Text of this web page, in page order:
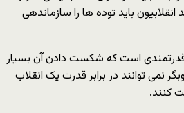
باید توده ها را سازماندهی
قدرتمندی است که شکست دادن آن بسیار
نمی توانند در برابر قدرت یک انقلاب
کنند.